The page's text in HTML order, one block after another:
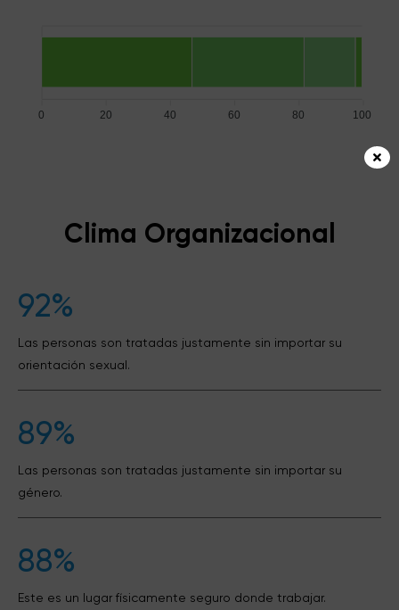
100
80
60
40
20
0
Clima Organizacional
92%
Las personas son tratadas justamente sin importar su
orientación sexual.
89%
Las personas son tratadas justamente sin importar su
género.
88%
Este es un lugar físicamente seguro donde trabajar.